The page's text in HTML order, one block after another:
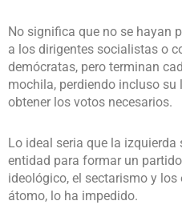
No significa que no se hayan
a los dirigentes socialistas o
demócratas, pero terminan
mochila, perdiendo incluso
obtener los votos necesarios.
Lo ideal seria que la
entidad para formar un
ideológico, el sectarismo y
átomo, lo ha impedido.